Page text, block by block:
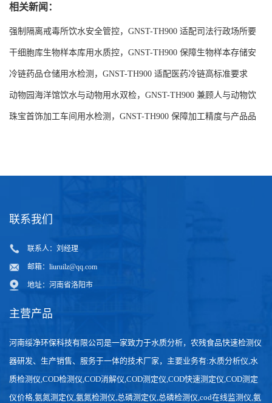
相关新闻：
强制隔离戒毒所饮水安全管控，GNST-TH900 适配司法行政场所要
求
干细胞库生物样本库用水质控，GNST-TH900 保障生物样本存储安
全
冷链药品仓储用水检测，GNST-TH900 适配医药冷链高标准要求
动物园海洋馆饮水与动物用水双检，GNST-TH900 兼顾人与动物饮
水安全
珠宝首饰加工车间用水检测，GNST-TH900 保障加工精度与产品品
联系我们
联系人：刘经理
邮箱： liuruilz@qq.com
地址：河南省洛阳市
主营产品
河南绥净环保科技有限公司是一家致力于水质分析，农残食品快速检测仪
器研发、生产销售、服务于一体的技术厂家，主要业务有:水质分析仪,水
质检测仪,COD检测仪,COD消解仪,COD测定仪,COD快速测定仪,COD测定
仪价格,氨氮测定仪,氨氮检测仪,总磷测定仪,总磷检测仪,cod在线监测仪,氨